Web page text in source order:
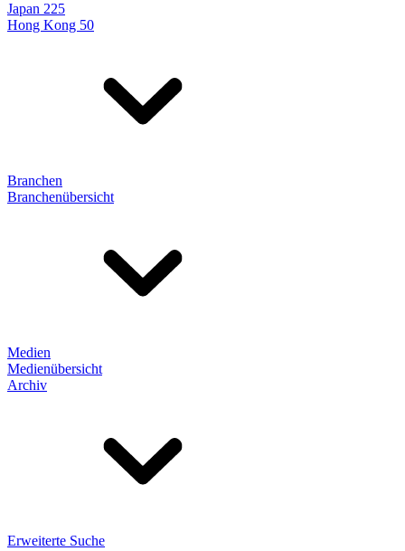
Japan 225
Hong Kong 50
Branchen
Branchenübersicht
Medien
Medienübersicht
Archiv
Erweiterte Suche